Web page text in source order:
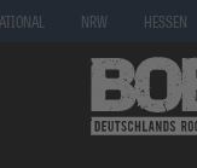
NRW HESSEN